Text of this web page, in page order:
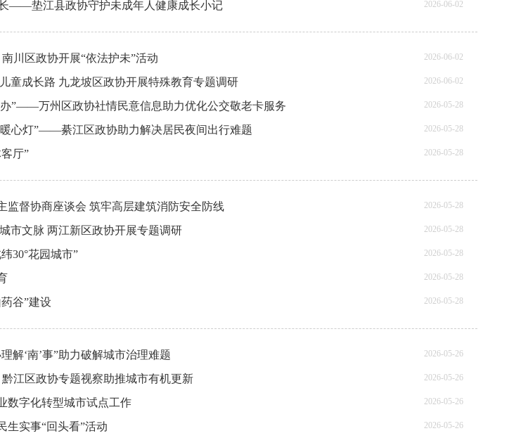
——垫江县政协守护未成年人健康成长小记 2026-06-02
川区政协开展“依法护未”活动 2026-06-02
童成长路 九龙坡区政协开展特殊教育专题调研 2026-06-02
办”——万州区政协社情民意信息助力优化公交敬老卡服务 2026-05-28
暖心灯”——綦江区政协助力解决居民夜间出行难题 2026-05-28
厅” 2026-05-28
监督协商座谈会 筑牢高层建筑消防安全防线 2026-05-28
市文脉 两江新区政协开展专题调研 2026-05-28
30°花园城市” 2026-05-28
2026-05-28
谷”建设 2026-05-28
解‘南’事”助力破解城市治理难题 2026-05-26
江区政协专题视察助推城市有机更新 2026-05-26
数字化转型城市试点工作 2026-05-26
生实事“回头看”活动 2026-05-26